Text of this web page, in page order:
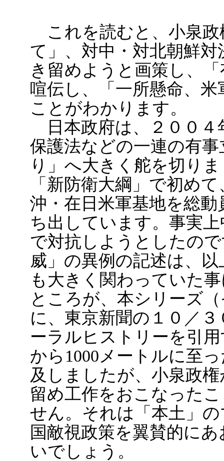
これを読むと、小泉政
て」、対中・対北朝鮮
き留めようと画策し、
喧伝し、「一所懸命、
ことがわかります。
日本政府は、２００４
保護法などの一連の有
り」へ大きく舵を切り
「新防衛大綱」で初め
沖・在日米軍基地を総
ち出しています。事実
で対抗しようとしたの
威」の異例の記述は、
も大きく関わっていた
ところが、本シリーズ
に、東京新聞の１０／
ーラルヒストリーを引
から1000メートルに至
及しましたが、小泉政
留め工作をおこなった
せん。それは「本土」
国敵視政策を翼賛的に
いでしょう。